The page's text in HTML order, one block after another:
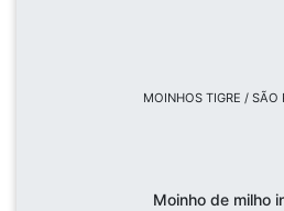
MOINHOS TIGRE / SÃO
Moinho de milho